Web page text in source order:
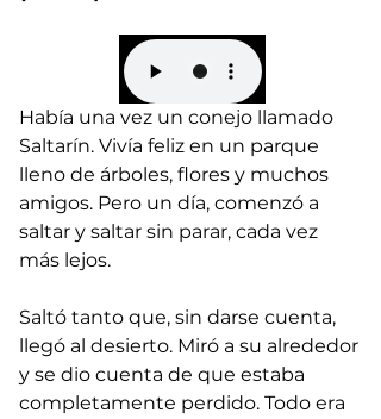
Había una vez un conejo llamado
Saltarín. Vivía feliz en un parque
lleno de árboles, flores y muchos
amigos. Pero un día, comenzó a
saltar y saltar sin parar, cada vez
más lejos.
Saltó tanto que, sin darse cuenta,
llegó al desierto. Miró a su alrededor
y se dio cuenta de que estaba
completamente perdido. Todo era